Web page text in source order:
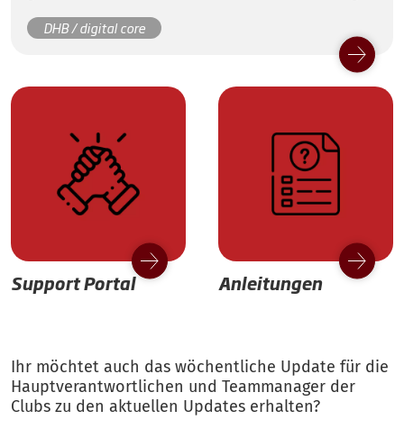
DHB / digital core
Support Portal Anleitungen
Ihr möchtet auch das wöchentliche Update für die
Hauptverantwortlichen und Teammanager der
Clubs zu den aktuellen Updates erhalten?